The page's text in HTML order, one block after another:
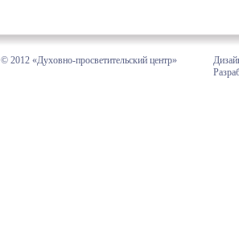
© 2012 «Духовно-просветительский центр»